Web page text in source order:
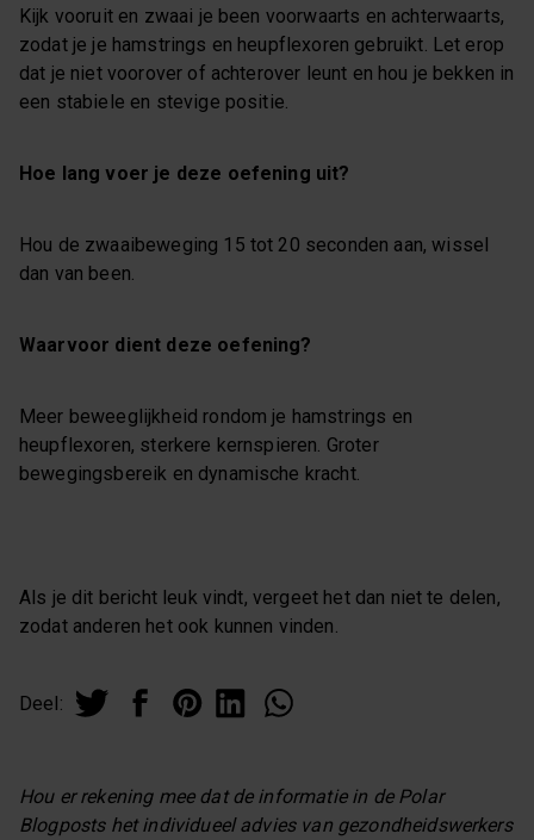
Kijk vooruit en zwaai je been voorwaarts en achterwaarts,
zodat je je hamstrings en heupflexoren gebruikt. Let erop
dat je niet voorover of achterover leunt en hou je bekken in
een stabiele en stevige positie.
Hoe lang voer je deze oefening uit?
Hou de zwaaibeweging 15 tot 20 seconden aan, wissel
dan van been.
Waarvoor dient deze oefening?
Meer beweeglijkheid rondom je hamstrings en
heupflexoren, sterkere kernspieren. Groter
bewegingsbereik en dynamische kracht.
Als je dit bericht leuk vindt, vergeet het dan niet te delen,
zodat anderen het ook kunnen vinden.
Deel:
Hou er rekening mee dat de informatie in de Polar
Blogposts het individueel advies van gezondheidswerkers